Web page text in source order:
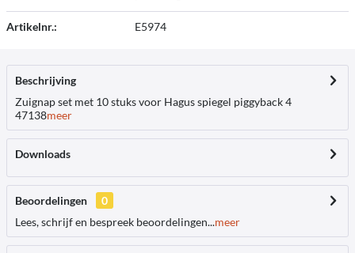
Artikelnr.: E5974
Beschrijving
Zuignap set met 10 stuks voor Hagus spiegel piggyback 4
47138meer
Downloads
Beoordelingen
0
Lees, schrijf en bespreek beoordelingen...meer